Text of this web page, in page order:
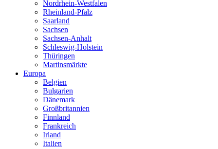
Nordrhein-Westfalen
Rheinland-Pfalz
Saarland
Sachsen
Sachsen-Anhalt
Schleswig-Holstein
Thüringen
Martinsmärkte
Europa
Belgien
Bulgarien
Dänemark
Großbritannien
Finnland
Frankreich
Irland
Italien